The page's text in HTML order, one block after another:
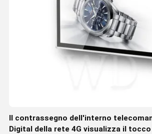
Il contrassegno dell'interno
Digital della rete 4G visualizza il tocco